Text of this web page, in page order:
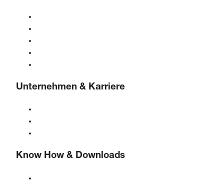
Unternehmen & Karriere
Know How & Downloads